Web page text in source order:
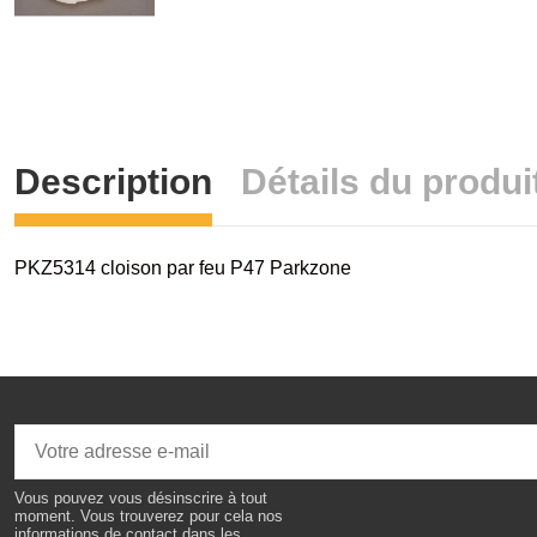
Description Détails du
PKZ5314 cloison par feu P47 Parkzone
Vous pouvez vous désinscrire à tout
moment. Vous trouverez pour cela nos